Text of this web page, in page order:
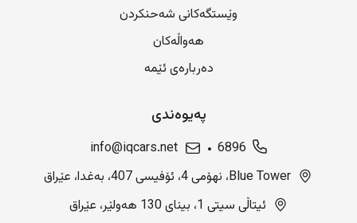
وێستگەکانی شەحنکردن
هەواڵەکان
دەربارەی ئێمە
پەیوەندی
6896
info@iqcars.net
Blue Tower، نهۆمی 4، ئۆفیسی 407، بەغدا، عێراق
ئیتاڵی سیتی 1، بینای 130 هەولێر، عێراق